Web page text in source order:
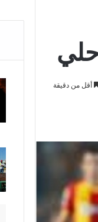
أقل من دقيقة